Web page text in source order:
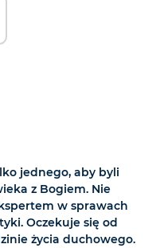
jednego, aby byli
z Bogiem. Nie
w sprawach
Oczekuje się od
życia duchowego.